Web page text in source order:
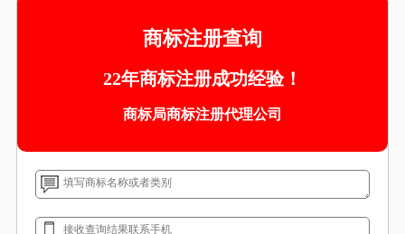
商标注册查询
22年商标注册成功经验！
商标局商标注册代理公司